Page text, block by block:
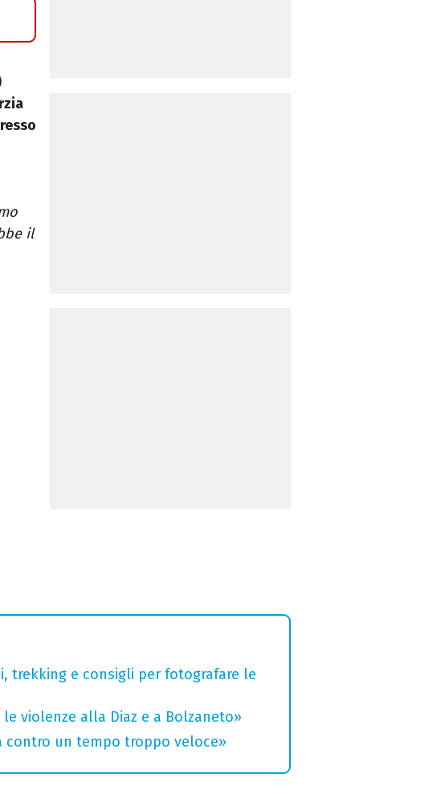
il
trekking e consigli per fotografare le
violenze alla Diaz e a Bolzaneto»
contro un tempo troppo veloce»